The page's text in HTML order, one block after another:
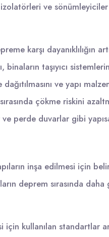
izolatörleri ve
karşı dayanıklılığın
binaların taşıyıcı
ve yapı
çökme riskini
perde duvarlar gibi
inşa edilmesi için
deprem sırasında daha
için kullanılan standartlar